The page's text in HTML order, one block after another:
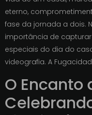
eterno,
fase da jornada a dois.
importância de
especiais do dia do
videografia. A
O Encanto